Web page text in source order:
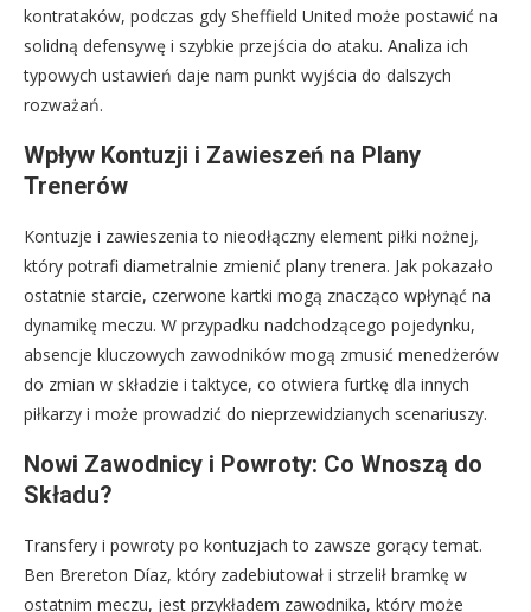
kontrataków, podczas gdy Sheffield United może postawić na
solidną defensywę i szybkie przejścia do ataku. Analiza ich
typowych ustawień daje nam punkt wyjścia do dalszych
rozważań.
Wpływ Kontuzji i Zawieszeń na Plany
Trenerów
Kontuzje i zawieszenia to nieodłączny element piłki nożnej,
który potrafi diametralnie zmienić plany trenera. Jak pokazało
ostatnie starcie, czerwone kartki mogą znacząco wpłynąć na
dynamikę meczu. W przypadku nadchodzącego pojedynku,
absencje kluczowych zawodników mogą zmusić menedżerów
do zmian w składzie i taktyce, co otwiera furtkę dla innych
piłkarzy i może prowadzić do nieprzewidzianych scenariuszy.
Nowi Zawodnicy i Powroty: Co Wnoszą do
Składu?
Transfery i powroty po kontuzjach to zawsze gorący temat.
Ben Brereton Díaz, który zadebiutował i strzelił bramkę w
ostatnim meczu, jest przykładem zawodnika, który może